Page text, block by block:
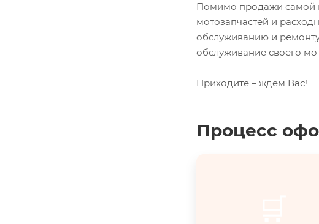
Помимо продажи самой
мотозапчастей и
обслуживанию и
обслуживание своего
Приходите – ждем Вас!
Процесс